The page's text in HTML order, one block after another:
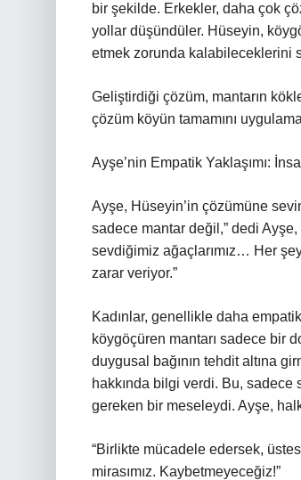
bir şekilde. Erkekler, daha çok
yollar düşündüler. Hüseyin,
etmek zorunda kalabileceklerini
Geliştirdiği çözüm, mantarın
çözüm köyün tamamını
Ayşe’nin Empatik Yaklaşımı:
Ayşe, Hüseyin’in çözümüne
sadece mantar değil,” dedi
sevdiğimiz ağaçlarımız… Her
zarar veriyor.”
Kadınlar, genellikle daha
köygöçüren mantarı sadece bir
duygusal bağının tehdit altına
hakkında bilgi verdi. Bu, sadece
gereken bir meseleydi. Ayşe,
“Birlikte mücadele edersek,
mirasımız. Kaybetmeyeceğiz!”